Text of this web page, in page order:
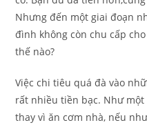
Nhưng đến một giai đoạn
đình không còn chu cấp
thế nào?
Việc chi tiêu quá đà vào
rất nhiều tiền bạc. Như
thay vì ăn cơm nhà, nếu